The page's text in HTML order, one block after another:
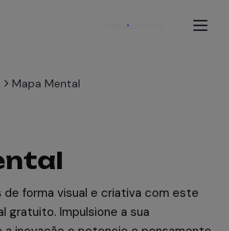
Cadastre-se
Mapa Mental
de forma visual e criativa com este
gratuito. Impulsione a sua